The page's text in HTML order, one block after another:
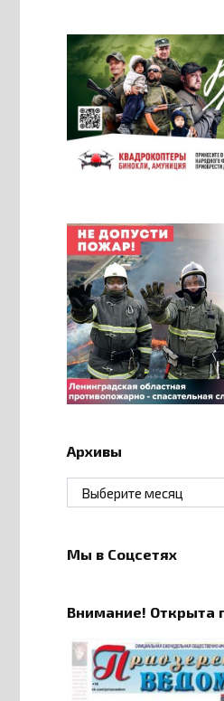
Архивы
Архивы
Мы в Соцсетях
Внимание! Открыта